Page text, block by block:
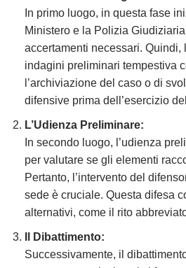
In primo luogo, in questa fase
Ministero e la Polizia
accertamenti necessari. Quindi,
indagini preliminari tempestiva
l’archiviazione del caso o di
difensive prima dell’esercizio
L’Udienza Preliminare:
In secondo luogo, l’udienza
per valutare se gli elementi
Pertanto, l’intervento del
sede è cruciale. Questa difesa
alternativi, come il rito
Il Dibattimento:
Successivamente, il